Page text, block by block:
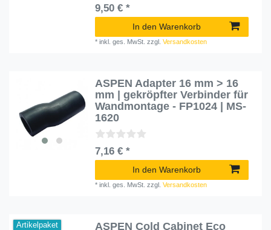
9,50 € *
In den Warenkorb
*inkl. ges. MwSt. zzgl.Versandkosten
ASPEN Adapter 16 mm > 16
mm | gekröpfter Verbinder für
Wandmontage - FP1024 | MS-
1620
7,16 € *
In den Warenkorb
*inkl. ges. MwSt. zzgl.Versandkosten
Artikelpaket ASPEN Cold Cabinet Eco